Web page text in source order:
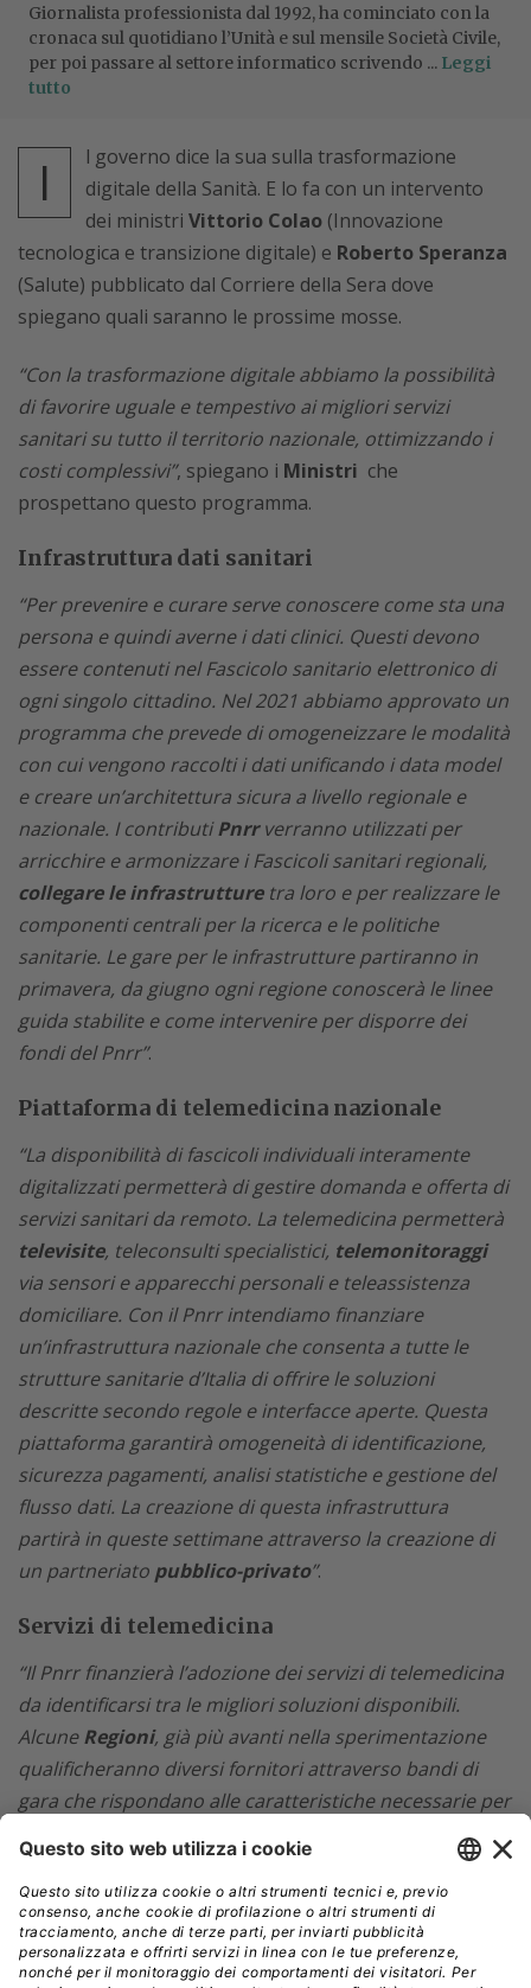
Giornalista professionista dal 1992, ha cominciato con la
cronaca sul quotidiano l’Unità e sul mensile Società Civile,
per poi passare al settore informatico scrivendo ... Leggi
tutto
I
l governo dice la sua sulla trasformazione
digitale della Sanità. E lo fa con un intervento
dei ministri Vittorio Colao (Innovazione
tecnologica e transizione digitale) e Roberto Speranza
(Salute) pubblicato dal Corriere della Sera dove
spiegano quali saranno le prossime mosse.
“Con la trasformazione digitale abbiamo la possibilità
di favorire uguale e tempestivo ai migliori servizi
sanitari su tutto il territorio nazionale, ottimizzando i
costi complessivi”, spiegano i Ministri che
prospettano questo programma.
Infrastruttura dati sanitari
“Per prevenire e curare serve conoscere come sta una
persona e quindi averne i dati clinici. Questi devono
essere contenuti nel Fascicolo sanitario elettronico di
ogni singolo cittadino. Nel 2021 abbiamo approvato un
programma che prevede di omogeneizzare le modalità
con cui vengono raccolti i dati unificando i data model
e creare un’architettura sicura a livello regionale e
nazionale. I contributiPnrrverranno utilizzati per
arricchire e armonizzare i Fascicoli sanitari regionali,
collegare le infrastrutturetra loro e per realizzare le
componenti centrali per la ricerca e le politiche
sanitarie. Le gare per le infrastrutture partiranno in
primavera, da giugno ogni regione conoscerà le linee
guida stabilite e come intervenire per disporre dei
fondi del Pnrr”.
Piattaforma di telemedicina nazionale
“La disponibilità di fascicoli individuali interamente
digitalizzati permetterà di gestire domanda e offerta di
servizi sanitari da remoto. La telemedicina permetterà
televisite, teleconsulti specialistici, telemonitoraggi
via sensori e apparecchi personali e teleassistenza
domiciliare. Con il Pnrr intendiamo finanziare
un’infrastruttura nazionale che consenta a tutte le
strutture sanitarie d’Italia di offrire le soluzioni
descritte secondo regole e interfacce aperte. Questa
piattaforma garantirà omogeneità di identificazione,
sicurezza pagamenti, analisi statistiche e gestione del
flusso dati. La creazione di questa infrastruttura
partirà in queste settimane attraverso la creazione di
un partneriato pubblico-privato”.
Servizi di telemedicina
“Il Pnrr finanzierà l’adozione dei servizi di telemedicina
da identificarsi tra le migliori soluzioni disponibili.
AlcuneRegioni, già più avanti nella sperimentazione
qualificheranno diversi fornitori attraverso bandi di
gara che rispondano alle caratteristiche necessarie per
maniera soluzioni di successo adottate in una regione
potranno scalare su base nazionale se altre regioni le
selezioneranno. I contributi Pnrr andranno alle Regioni
che utilizzeranno le soluzioni selezionate. Queste gare